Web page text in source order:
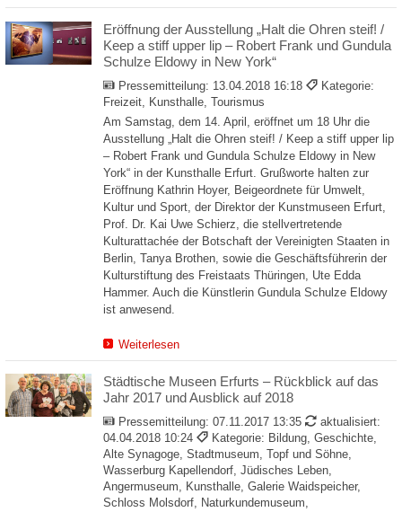
Eröffnung der Ausstellung „Halt die Ohren steif! /
Keep a stiff upper lip – Robert Frank und Gundula
Schulze Eldowy in New York“
Pressemitteilung: 13.04.2018 16:18
Kategorie:
Freizeit, Kunsthalle, Tourismus
Am Samstag, dem 14. April, eröffnet um 18 Uhr die
Ausstellung „Halt die Ohren steif! / Keep a stiff upper lip
– Robert Frank und Gundula Schulze Eldowy in New
York“ in der Kunsthalle Erfurt. Grußworte halten zur
Eröffnung Kathrin Hoyer, Beigeordnete für Umwelt,
Kultur und Sport, der Direktor der Kunstmuseen Erfurt,
Prof. Dr. Kai Uwe Schierz, die stellvertretende
Kulturattachée der Botschaft der Vereinigten Staaten in
Berlin, Tanya Brothen, sowie die Geschäftsführerin der
Kulturstiftung des Freistaats Thüringen, Ute Edda
Hammer. Auch die Künstlerin Gundula Schulze Eldowy
ist anwesend.
Weiterlesen
Städtische Museen Erfurts – Rückblick auf das
Jahr 2017 und Ausblick auf 2018
Pressemitteilung: 07.11.2017 13:35
aktualisiert:
04.04.2018 10:24
Kategorie: Bildung, Geschichte,
Alte Synagoge, Stadtmuseum, Topf und Söhne,
Wasserburg Kapellendorf, Jüdisches Leben,
Angermuseum, Kunsthalle, Galerie Waidspeicher,
Schloss Molsdorf, Naturkundemuseum,